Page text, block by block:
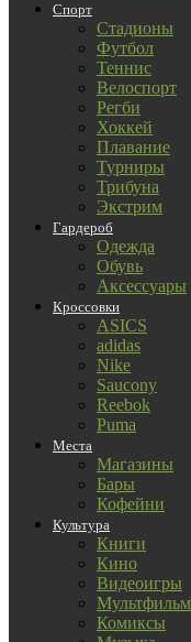
Спорт
Стадионы
Футбол
Теннис
Велоспорт
Регби
Хоккей
Плавание
Турниры
Трибуна
Экстрим
Гардероб
Одежда
Обувь
Аксессуары
Кроссовки
ASICS
adidas
Nike
Saucony
Reebok
Puma
Места
Магазины
Бары
Кофейни
Культура
Книги
Кино
Видеоигры
Комиксы